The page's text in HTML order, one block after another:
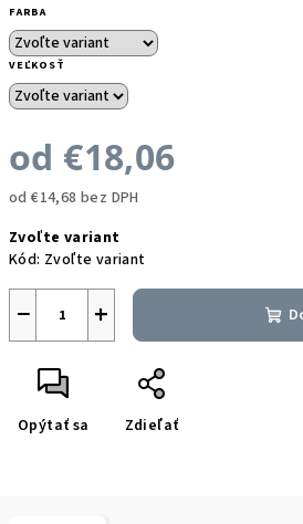
FARBA
VEĽKOSŤ
od €18,06
od€14,68 bez DPH
cena:
Zvoľte variant
Kód: Zvoľte variant
+
−
Opýtať sa Zdieľať